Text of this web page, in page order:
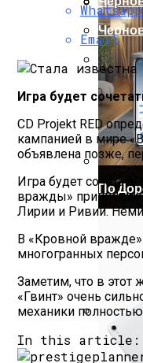
Как
Мир
По
Whatsapp
Email
Игра будет
CD Projekt RED
кампанией в мире
объявлена позже,
Игра будет
вражды» принимали
Лирии и Ривии.
В «Кровной
многогранных
Заметим, что в этот
«Гвинт» очень
механики
In this article: